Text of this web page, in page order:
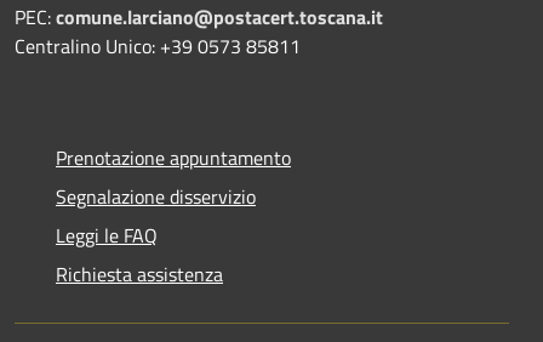
PEC:comune.larciano@postacert.toscana.it
Centralino Unico: +39 0573 85811
Prenotazione appuntamento
Segnalazione disservizio
Leggi le FAQ
Richiesta assistenza